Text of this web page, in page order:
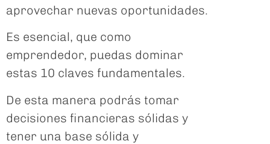
aprovechar nuevas oportunidades.
Es esencial, que como
emprendedor, puedas dominar
estas 10 claves fundamentales.
De esta manera podrás tomar
decisiones financieras sólidas y
tener una base sólida y